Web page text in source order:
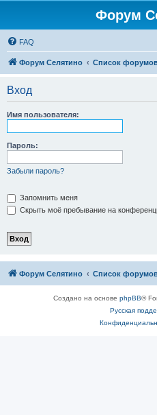
Форум
FAQ
Форум Селятино Список
Вход
Имя пользователя:
Пароль:
Забыли пароль?
Запомнить меня
Скрыть моё пребывание на
Форум Селятино Список
Создано на основе phpBB®
Русская